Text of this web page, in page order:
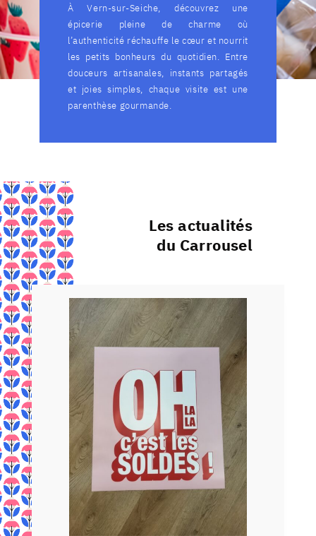
À Vern-sur-Seiche, découvrez une
épicerie pleine de charme où
l’authenticité réchauffe le cœur et nourrit
les petits bonheurs du quotidien. Entre
douceurs artisanales, instants partagés
et joies simples, chaque visite est une
parenthèse gourmande.
Les actualités
du Carrousel